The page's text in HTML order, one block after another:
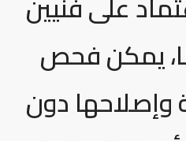
يمكن فحص
وإصلاحها دون